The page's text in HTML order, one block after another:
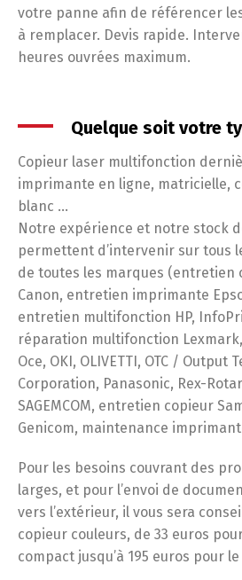
votre panne afin de référencer
à remplacer. Devis rapide.
heures ouvrées maximum.
Quelque soit votre
Copieur laser multifonction
imprimante en ligne, matricielle,
blanc …
Notre expérience et notre stock
permettent d’intervenir sur tous
de toutes les marques (entretien
Canon, entretien imprimante
entretien multifonction HP,
réparation multifonction
Oce, OKI, OLIVETTI, OTC / Output
Corporation, Panasonic, Rex-
SAGEMCOM, entretien copieur
Genicom, maintenance
Pour les besoins couvrant des
larges, et pour l’envoi de
vers l’extérieur, il vous sera
copieur couleurs, de 33 euros
compact jusqu’à 195 euros pour